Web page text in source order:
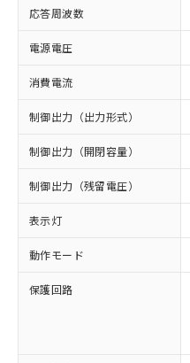
応答周波数
電源電圧
消費電流
制御出力（出力形式）
制御出力（開閉容量）
制御出力（残留電圧）
表示灯
動作モード
保護回路
対応済み：EU
非含有に対応した